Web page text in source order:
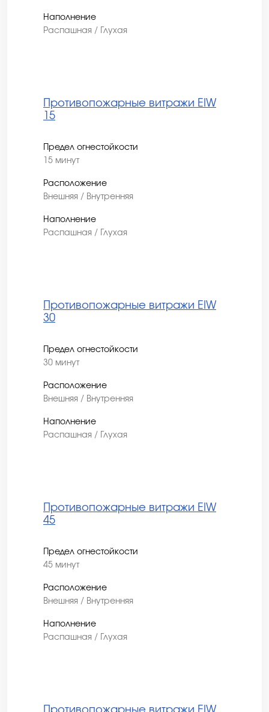
Наполнение
Распашная / Глухая
Противопожарные витражи EIW
15
Предел огнестойкости
15 минут
Расположение
Внешняя / Внутренняя
Наполнение
Распашная / Глухая
Противопожарные витражи EIW
30
Предел огнестойкости
30 минут
Расположение
Внешняя / Внутренняя
Наполнение
Распашная / Глухая
Противопожарные витражи EIW
45
Предел огнестойкости
45 минут
Расположение
Внешняя / Внутренняя
Наполнение
Распашная / Глухая